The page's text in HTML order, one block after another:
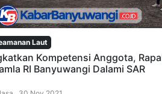
Laut
Kompetensi Anggota,
RI Banyuwangi Dalami SAR